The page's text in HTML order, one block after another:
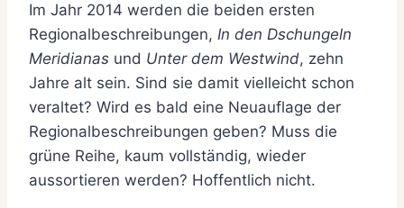
Im Jahr 2014 werden die beiden ersten
Regionalbeschreibungen, In den Dschungeln
Meridianas und Unter dem Westwind, zehn
Jahre alt sein. Sind sie damit vielleicht schon
veraltet? Wird es bald eine Neuauflage der
Regionalbeschreibungen geben? Muss die
grüne Reihe, kaum vollständig, wieder
aussortieren werden? Hoffentlich nicht.